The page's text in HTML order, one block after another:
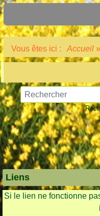
Vous êtes ici : Accueil »
Liens
Si le lien ne fonctionne